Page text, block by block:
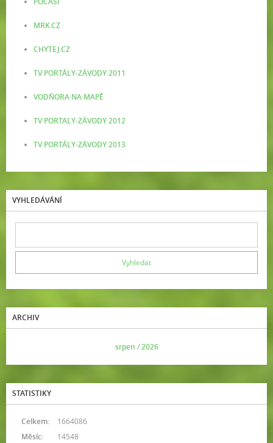
MRK.CZ
CHYTEJ.CZ
TV PORTÁLY-ZÁVODY 2011
VODŇORA NA MAPĚ
TV PORTALY-ZÁVODY 2012
TV PORTÁLY-ZÁVODY 2013
VYHLEDÁVÁNÍ
ARCHIV
srpen /2026
STATISTIKY
Celkem:
1664086
Měsíc:
14548